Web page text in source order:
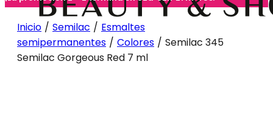
Inicio / Semilac / Esmaltes
semipermanentes / Colores / Semilac 345
Semilac Gorgeous Red 7 ml